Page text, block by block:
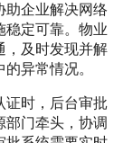
助企业解决网络
稳定可靠。物业
，及时发现并解
异常情况。
证时，后台审批
部门牵头，协调